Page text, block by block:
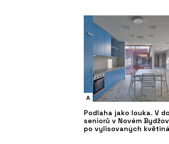
A
Podlaha jako louka. V
seniorů v Novém
po vylisovaných